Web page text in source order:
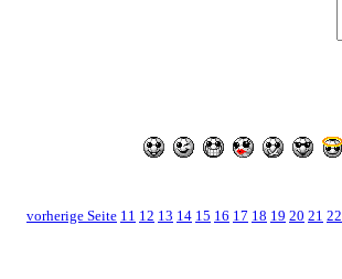
vorherige Seite 11 12 13 14 15 16 17 18 19 20 21 22